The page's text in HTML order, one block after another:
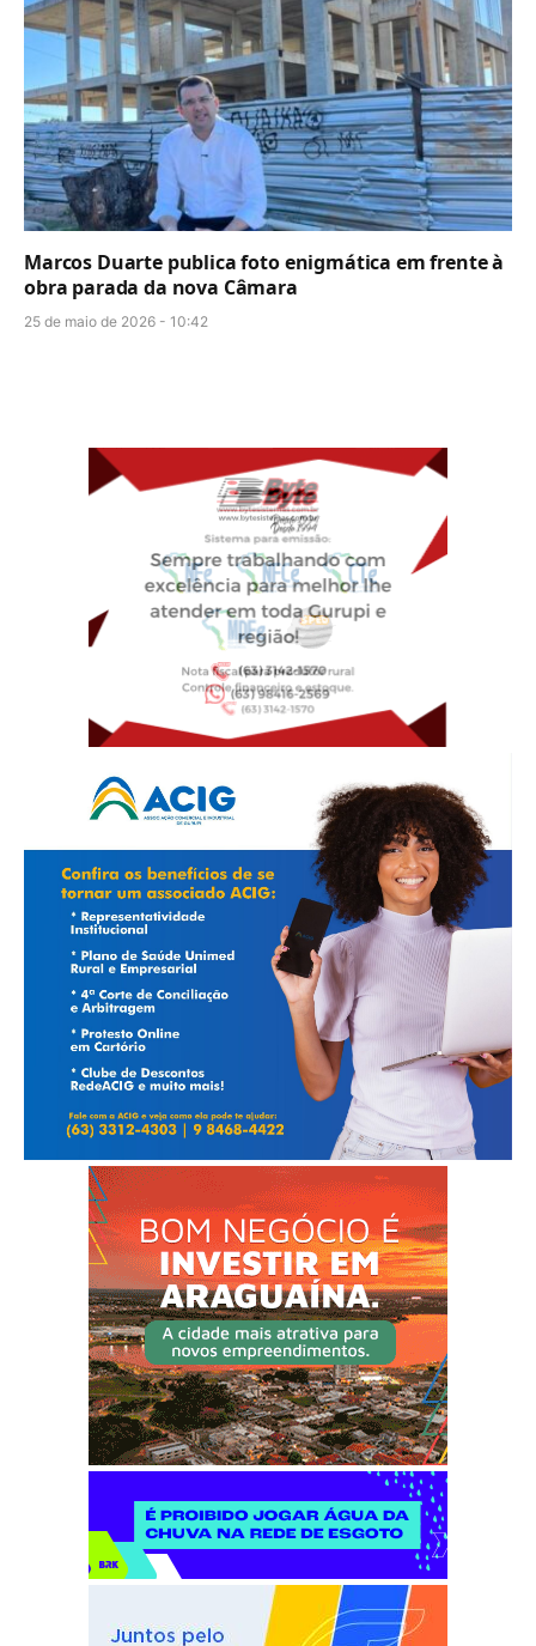
Marcos Duarte publica foto enigmática em frente à
obra parada da nova Câmara
25 de maio de 2026 - 10:42